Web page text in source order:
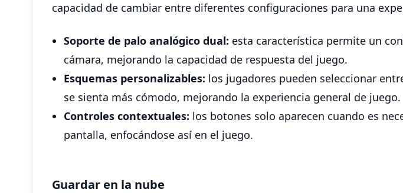
capacidad de cambiar entre diferentes configuraciones para una
Soporte de palo analógico dual: esta característica permite un
cámara, mejorando la capacidad de respuesta del juego.
Esquemas personalizables: los jugadores pueden seleccionar
se sienta más cómodo, mejorando la experiencia general de juego.
Controles contextuales: los botones solo aparecen cuando es
pantalla, enfocándose así en el juego.
Guardar en la nube